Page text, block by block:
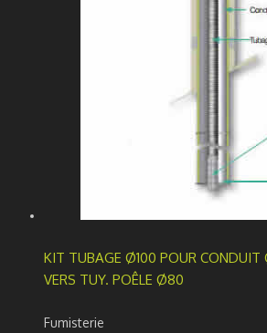
KIT TUBAGE Ø100 POUR CONDUIT
VERS TUY. POÊLE Ø80
Fumisterie